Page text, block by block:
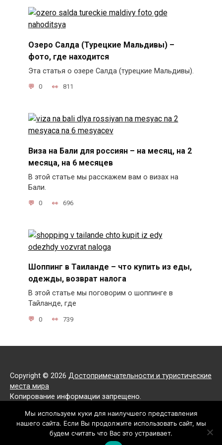
Озеро Салда (Турецкие Мальдивы) –
фото, где находится
Эта статья о озере Салда (турецкие Мальдивы).
0 811
Виза на Бали для россиян – на месяц, на 2
месяца, на 6 месяцев
В этой статье мы расскажем вам о визах на
Бали.
0 696
Шоппинг в Таиланде – что купить из еды,
одежды, возврат налога
В этой статье мы поговорим о шоппинге в
Тайланде, где
0 739
Copyright © 2026 Достопримечательности и туристические
места мира
Копирование информации запрещено.
Политика конфиденциальности
Мы используем куки для наилучшего представления
нашего сайта. Если Вы продолжите использовать сайт, мы
будем считать что Вас это устраивает.